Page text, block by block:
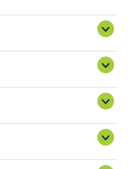
Szövetsége
Rendszer